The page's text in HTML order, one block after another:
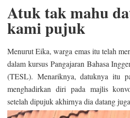
Atuk tak mahu
kami pujuk
Menurut Eika, warga emas itu telah
dalam kursus Pangajaran Bahasa
(TESL). Menariknya, datuknya itu
menghadirkan diri pada majlis
setelah dipujuk akhirnya dia datang